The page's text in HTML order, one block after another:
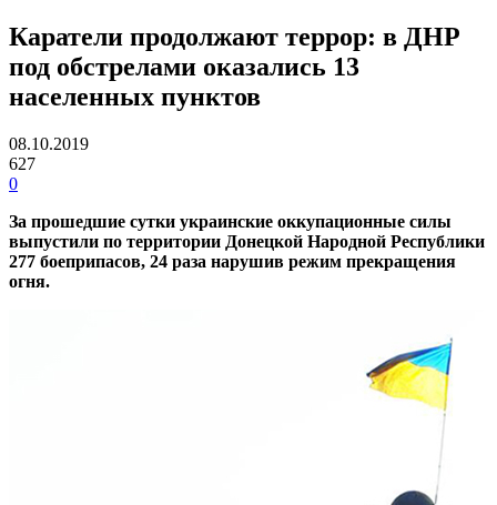
Каратели продолжают террор: в ДНР
под обстрелами оказались 13
населенных пунктов
08.10.2019
627
0
За прошедшие сутки украинские оккупационные силы
выпустили по территории Донецкой Народной Республики
277 боеприпасов, 24 раза нарушив режим прекращения
огня.